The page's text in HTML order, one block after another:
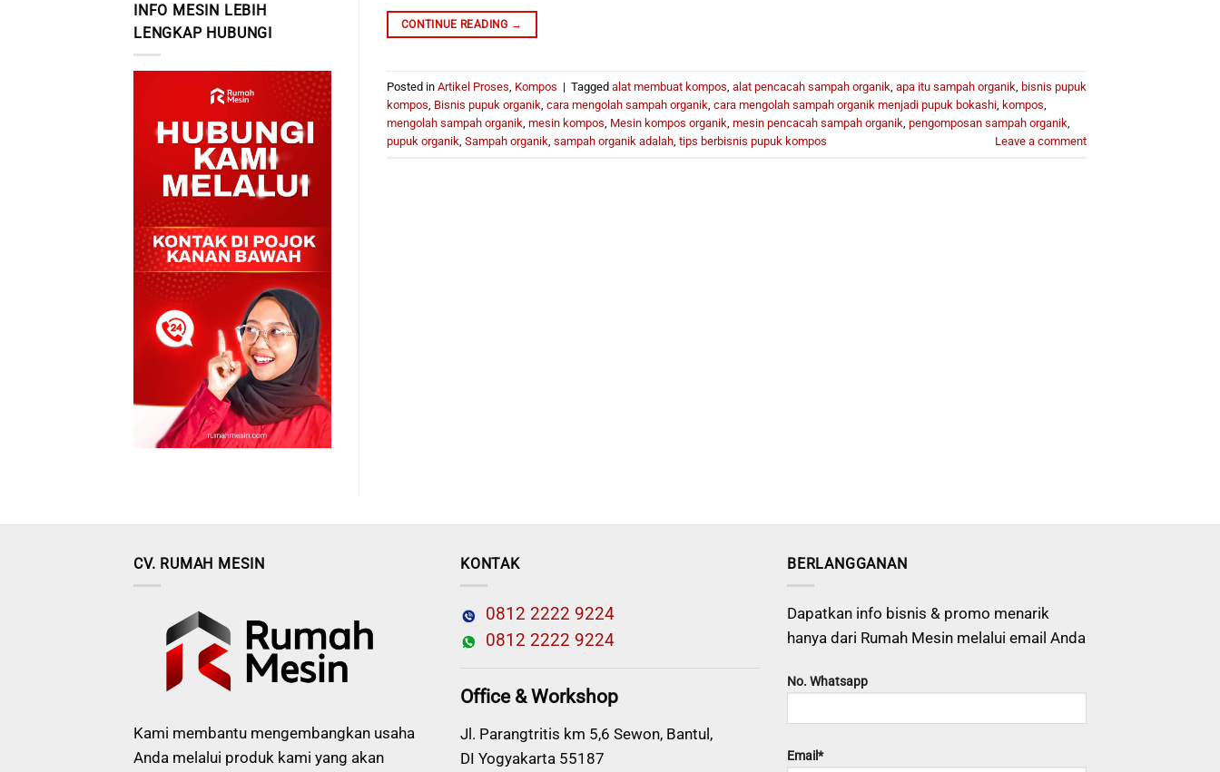
INFO MESIN LEBIH
LENGKAP HUBUNGI
CONTINUE READING →
Posted in Artikel Proses Kompos | Tagged alat membuat kompos alat pencacah sampah organik apa itu sampah organik bisnis pupuk
kompos Bisnis pupuk organik cara mengolah sampah organik cara mengolah sampah organik menjadi pupuk bokashi, kompos
mengolah sampah organik mesin kompos Mesin kompos organik mesin pencacah sampah organik pengomposan sampah organik
pupuk organik Sampah organik sampah organik adalah, tips berbisnis pupuk kompos Leave a comment
CV. RUMAH MESIN
Kami membantu mengembangkan usaha
Anda melalui produk kami yang akan
KONTAK
0812 2222 9224
0812 2222 9224
Office & Workshop
Jl. Parangtritis km 5,6 Sewon, Bantul,
DI Yogyakarta 55187
BERLANGGANAN
Dapatkan info bisnis & promo menarik
hanya dari Rumah Mesin melalui email Anda
No. Whatsapp
Email*